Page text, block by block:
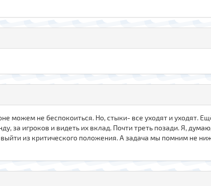
можем не беспокоиться. Но, стыки- все уходят и уходят.
за игроков и видеть их вклад. Почти треть позади. Я,
из критического положения. А задача мы помним не